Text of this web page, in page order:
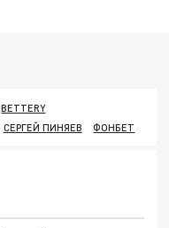
BETTERY
СЕРГЕЙ ПИНЯЕВ ФОНБЕТ